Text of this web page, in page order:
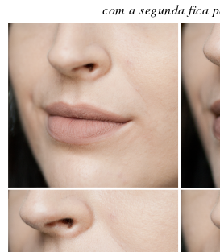
com a segunda fica